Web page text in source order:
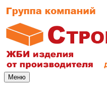
Меню